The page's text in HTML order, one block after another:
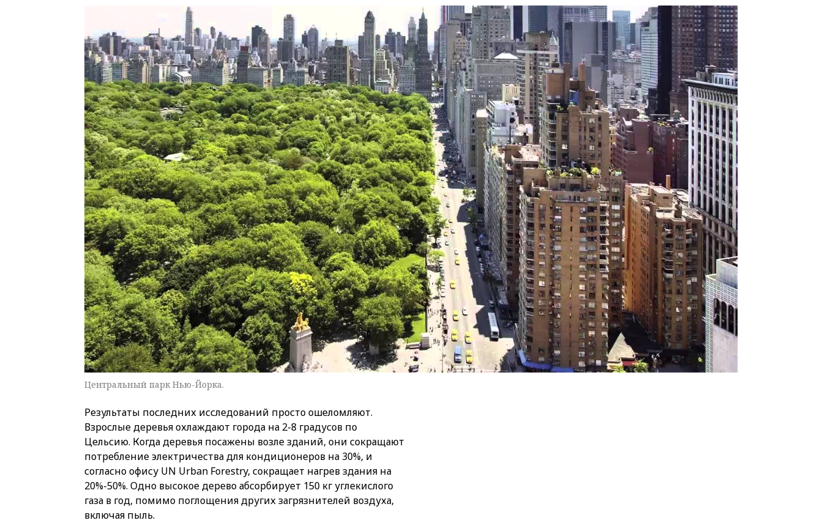
Центральный парк Нью-Йорка.
Результаты последних исследований просто ошеломляют.
Взрослые деревья охлаждают города на 2-8 градусов по
Цельсию. Когда деревья посажены возле зданий, они сокращают
потребление электричества для кондиционеров на 30%, и
согласно офису UN Urban Forestry, сокращает нагрев здания на
20%-50%. Одно высокое дерево абсорбирует 150 кг углекислого
газа в год, помимо поглощения других загрязнителей воздуха,
включая пыль.